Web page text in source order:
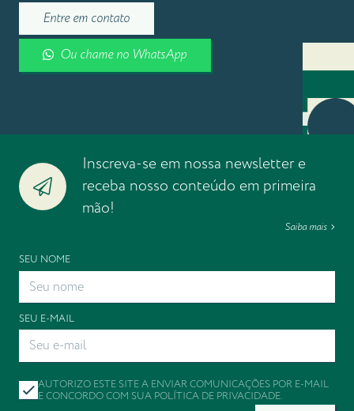
Entre em contato
Ou chame no WhatsApp
Inscreva-se em nossa newsletter e
receba nosso conteúdo em primeira
mão!
Saiba mais
SEU NOME
SEU E-MAIL
AUTORIZO ESTE SITE A ENVIAR COMUNICAÇÕES POR E-MAIL
E CONCORDO COM SUA POLÍTICA DE PRIVACIDADE.